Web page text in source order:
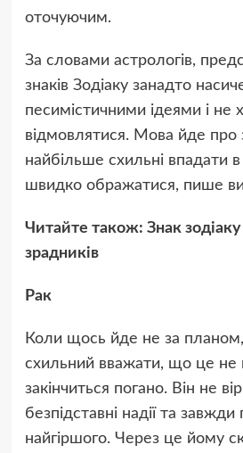
оточуючим.
За словами астрологів,
знаків Зодіаку занадто
песимістичними ідеями і не
відмовлятися. Мова йде про
найбільше схильні впадати в
швидко ображатися, пише
Читайте також: Знак зодіаку
зрадників
Рак
Коли щось йде не за
схильний вважати, що це не
закінчиться погано. Він не
безпідставні надії та завжди
найгіршого. Через це йому